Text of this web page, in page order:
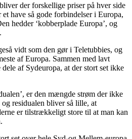
der forskellige priser på hver side
have så gode forbindelser i Europa,
hedder ‘kobberplade Europa’, og
vidt som den gør i Teletubbies, og
af Europa. Sammen med lavt
af Sydeuropa, at der stort set ikke
er den mængde strøm der ikke
residualen bliver så lille, at
er tilstrækkeligt store til at man kan